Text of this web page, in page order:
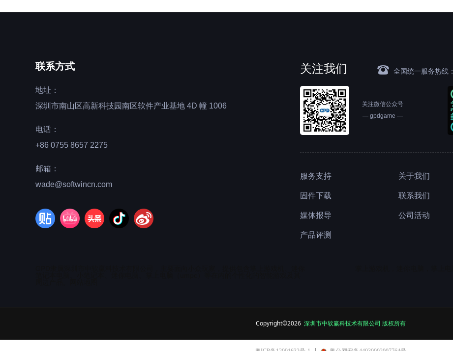
服务支持
固件下载
媒体报导
产品评测
关于我们
联系我们
公司活动
关注我们 뀰 全国统一服务热线：
关注微信公众号
— gpdgame —
联系方式
地址：
深圳市南山区高新科技园南区软件产业基地 4D 幢 1006
电话：
+86 0755 8657 2275
邮箱：
wade@softwincn.com
Copyright©2026 深圳市中软赢科技术有限公司 版权所有